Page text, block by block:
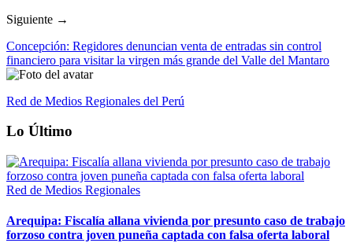
Siguiente →
Concepción: Regidores denuncian venta de entradas sin control
financiero para visitar la virgen más grande del Valle del Mantaro
Red de Medios Regionales del Perú
Lo Último
Red de Medios Regionales
Arequipa: Fiscalía allana vivienda por presunto caso de trabajo
forzoso contra joven puneña captada con falsa oferta laboral